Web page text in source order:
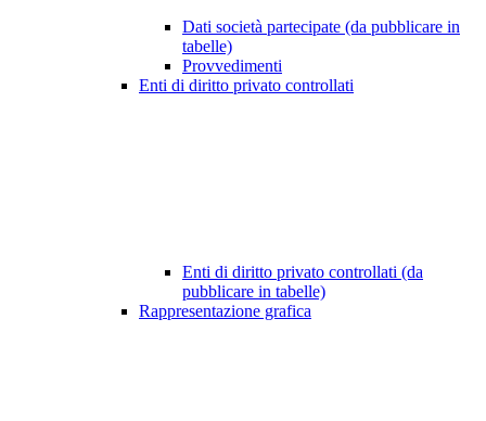
Dati società partecipate (da pubblicare in
tabelle)
Provvedimenti
Enti di diritto privato controllati
Enti di diritto privato controllati (da
pubblicare in tabelle)
Rappresentazione grafica